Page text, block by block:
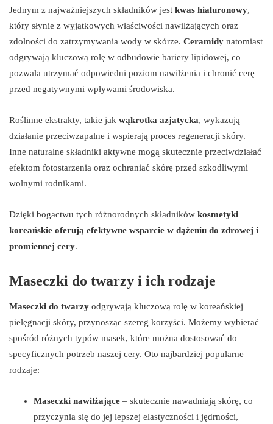
Jednym z najważniejszych składników jest kwas hialuronowy,
który słynie z wyjątkowych właściwości nawilżających oraz
zdolności do zatrzymywania wody w skórze. Ceramidy natomiast
odgrywają kluczową rolę w odbudowie bariery lipidowej, co
pozwala utrzymać odpowiedni poziom nawilżenia i chronić cerę
przed negatywnymi wpływami środowiska.
Roślinne ekstrakty, takie jak wąkrotka azjatycka, wykazują
działanie przeciwzapalne i wspierają proces regeneracji skóry.
Inne naturalne składniki aktywne mogą skutecznie przeciwdziałać
efektom fotostarzenia oraz ochraniać skórę przed szkodliwymi
wolnymi rodnikami.
Dzięki bogactwu tych różnorodnych składników kosmetyki
koreańskie oferują efektywne wsparcie w dążeniu do zdrowej i
promiennej cery.
Maseczki do twarzy i ich rodzaje
Maseczki do twarzy odgrywają kluczową rolę w koreańskiej
pielęgnacji skóry, przynosząc szereg korzyści. Możemy wybierać
spośród różnych typów masek, które można dostosować do
specyficznych potrzeb naszej cery. Oto najbardziej popularne
rodzaje:
Maseczki nawilżające – skutecznie nawadniają skórę, co
przyczynia się do jej lepszej elastyczności i jędrności,